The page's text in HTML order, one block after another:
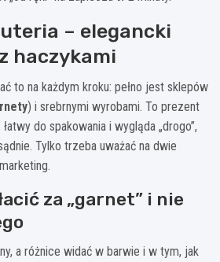
– elegancki
haczykami
to na każdym kroku: pełno jest sklepów
) i srebrnymi wyrobami. To prezent
do spakowania i wygląda „drogo”,
Tylko trzeba uważać na dwie
za „garnet” i nie
a różnice widać w barwie i w tym, jak